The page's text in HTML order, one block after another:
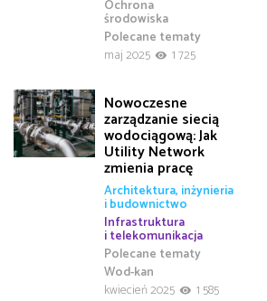
Ochrona
środowiska
Polecane tematy
maj 2025 1 725
Nowoczesne
zarządzanie siecią
wodociągową: Jak
Utility Network
zmienia pracę
Architektura, inżynieria
i budownictwo
Infrastruktura
i telekomunikacja
Polecane tematy
Wod-kan
kwiecień 2025
1 585